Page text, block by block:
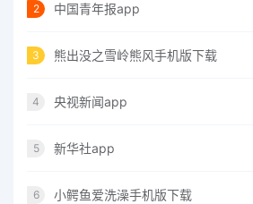
2 中国青年报app
3 熊出没之雪岭熊风手机版下载
4 央视新闻app
5 新华社app
6 小鳄鱼爱洗澡手机版下载